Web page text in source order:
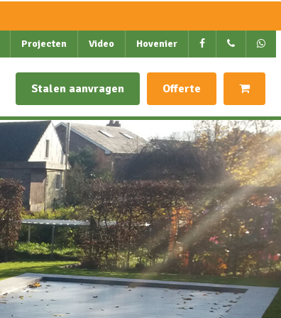
Projecten Video Hovenier
Stalen aanvragen Offerte